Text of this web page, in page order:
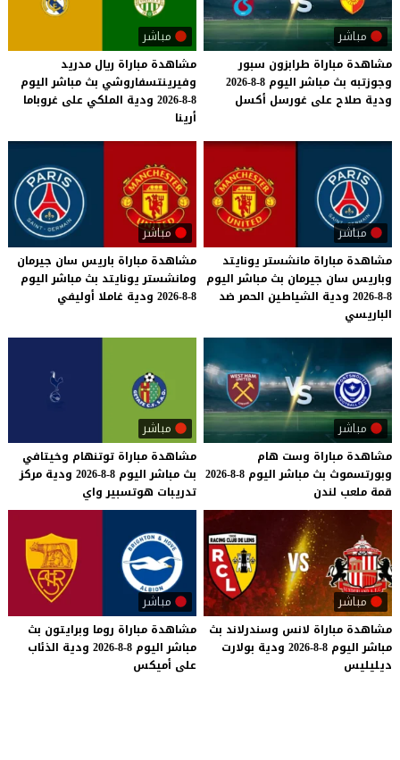
مباشر
مشاهدة مباراة طرابزون سبور
وجوزتبه بث مباشر اليوم 8-8-2026
ودية صلاح على غورسل أكسل
مباشر
مشاهدة مباراة ريال مدريد
وفيرينتسفاروشي بث مباشر اليوم
8-8-2026 ودية الملكي على غروباما
أرينا
مباشر
مشاهدة مباراة مانشستر يونايتد
وباريس سان جيرمان بث مباشر اليوم
8-8-2026 ودية الشياطين الحمر ضد
الباريسي
مباشر
مشاهدة مباراة باريس سان جيرمان
ومانشستر يونايتد بث مباشر اليوم
8-8-2026
ودية غاملا أوليفي
مباشر
مشاهدة مباراة وست هام
وبورتسموث بث مباشر اليوم 8-8-2026
قمة ملعب لندن
مباشر
مشاهدة مباراة توتنهام وخيتافي
بث مباشر اليوم 8-8-2026 ودية مركز
تدريبات هوتسبير واي
مباشر
مشاهدة مباراة لانس وسندرلاند بث
مباشر اليوم 8-8-2026 ودية بولارت
ديليليس
مباشر
مشاهدة مباراة روما وبرايتون بث
مباشر اليوم 8-8-2026 ودية الذئاب
على أميكس